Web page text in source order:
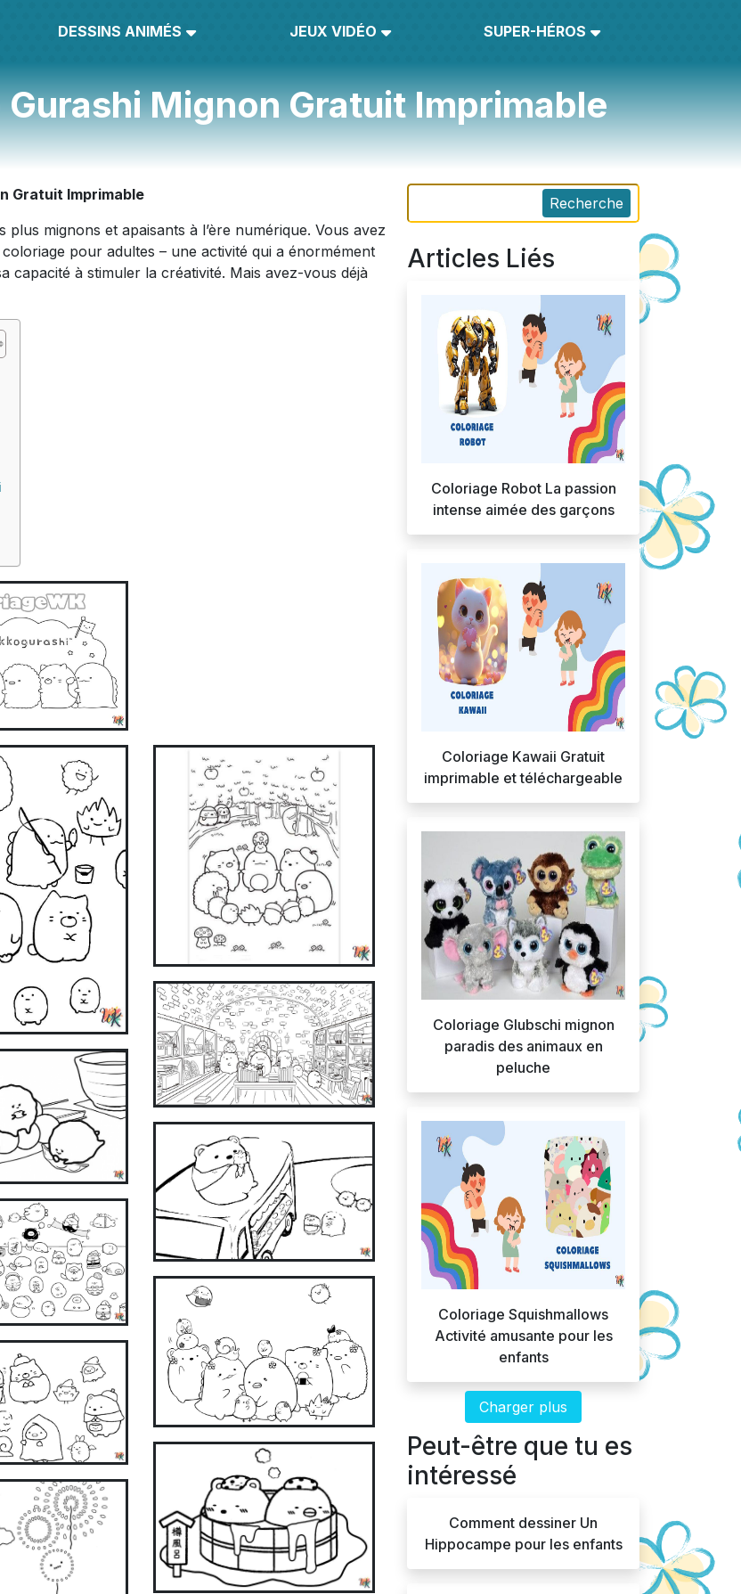
DESSINS ANIMÉS JEUX VIDÉO SUPER-HÉROS
Mignon Gratuit Imprimable
Gratuit Imprimable
mignons et apaisants à l’ère numérique. Vous avez
pour adultes – une activité qui a énormément
capacité à stimuler la créativité. Mais avez-vous déjà
Recherche
Articles Liés
Coloriage Robot La passion
intense aimée des garçons
Coloriage Kawaii Gratuit
imprimable et téléchargeable
Coloriage Glubschi mignon
paradis des animaux en
peluche
Coloriage Squishmallows
Activité amusante pour les
enfants
Charger plus
Peut-être que tu es
intéressé
Comment dessiner Un
Hippocampe pour les enfants